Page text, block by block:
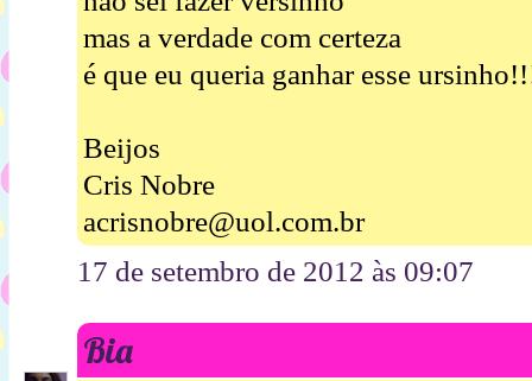
mas a verdade com certeza
é que eu queria ganhar esse
Beijos
Cris Nobre
acrisnobre@uol.com.br
17 de setembro de 2012 às 09:07
Bia